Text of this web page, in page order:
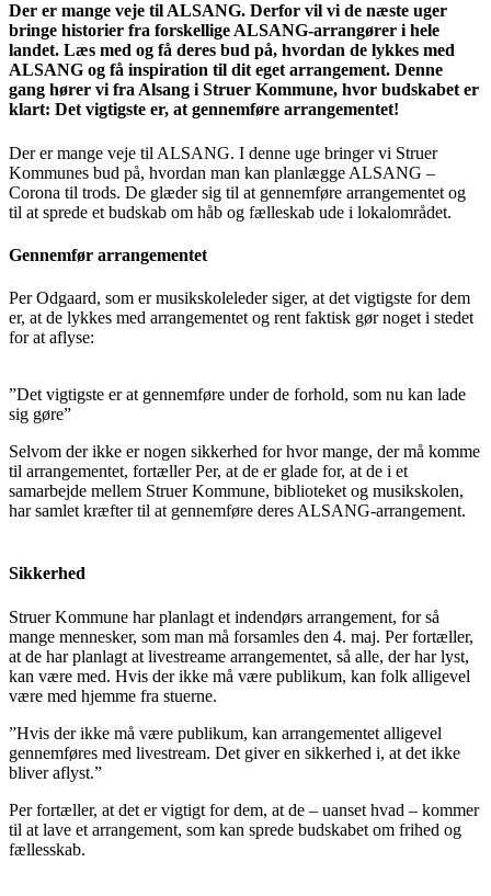
Der er mange veje til ALSANG. Derfor vil vi de næste uger
bringe historier fra forskellige ALSANG-arrangører i hele
landet. Læs med og få deres bud på, hvordan de lykkes med
ALSANG og få inspiration til dit eget arrangement. Denne
gang hører vi fra Alsang i Struer Kommune, hvor budskabet er
klart: Det vigtigste er, at gennemføre arrangementet!
Der er mange veje til ALSANG. I denne uge bringer vi Struer
Kommunes bud på, hvordan man kan planlægge ALSANG –
Corona til trods. De glæder sig til at gennemføre arrangementet og
til at sprede et budskab om håb og fælleskab ude i lokalområdet.
Gennemfør arrangementet
Per Odgaard, som er musikskoleleder siger, at det vigtigste for dem
er, at de lykkes med arrangementet og rent faktisk gør noget i stedet
for at aflyse:
”Det vigtigste er at gennemføre under de forhold, som nu kan lade
sig gøre”
Selvom der ikke er nogen sikkerhed for hvor mange, der må komme
til arrangementet, fortæller Per, at de er glade for, at de i et
samarbejde mellem Struer Kommune, biblioteket og musikskolen,
har samlet kræfter til at gennemføre deres ALSANG-arrangement.
Sikkerhed
Struer Kommune har planlagt et indendørs arrangement, for så
mange mennesker, som man må forsamles den 4. maj. Per fortæller,
at de har planlagt at livestreame arrangementet, så alle, der har lyst,
kan være med. Hvis der ikke må være publikum, kan folk alligevel
være med hjemme fra stuerne.
”Hvis der ikke må være publikum, kan arrangementet alligevel
gennemføres med livestream. Det giver en sikkerhed i, at det ikke
bliver aflyst.”
Per fortæller, at det er vigtigt for dem, at de – uanset hvad – kommer
til at lave et arrangement, som kan sprede budskabet om frihed og
fællesskab.